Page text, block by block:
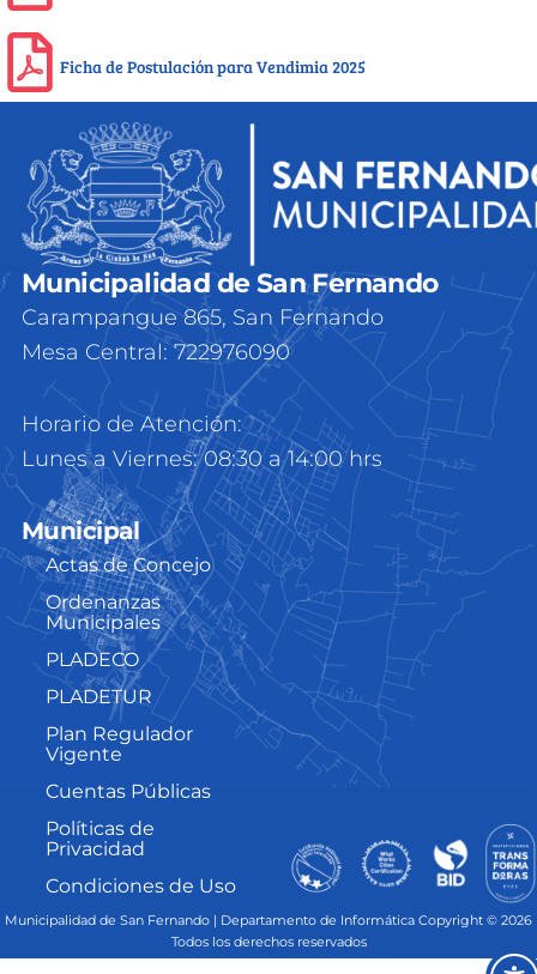
Ficha de Postulación para Vendimia 2025
Municipalidad de San Fernando
Carampangue 865, San Fernando
Mesa Central: 722976090
Horario de Atención:
Lunes a Viernes: 08:30 a 14:00 hrs
Municipal
Actas de Concejo
Ordenanzas
Municipales
PLADECO
PLADETUR
Plan Regulador
Vigente
Cuentas Públicas
Políticas de
Privacidad
Condiciones de Uso
Municipalidad de San Fernando | Departamento de Informática Copyright © 2026
Todos los derechos reservados